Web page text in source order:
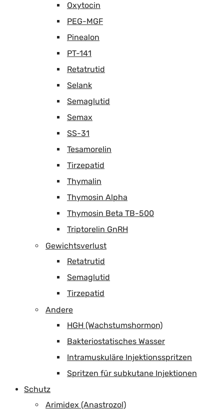
Oxytocin
PEG-MGF
Pinealon
PT-141
Retatrutid
Selank
Semaglutid
Semax
SS-31
Tesamorelin
Tirzepatid
Thymalin
Thymosin Alpha
Thymosin Beta TB-500
Triptorelin GnRH
Gewichtsverlust
Retatrutid
Semaglutid
Tirzepatid
Andere
HGH (Wachstumshormon)
Bakteriostatisches Wasser
Intramuskuläre Injektionsspritzen
Spritzen für subkutane Injektionen
Schutz
Arimidex (Anastrozol)